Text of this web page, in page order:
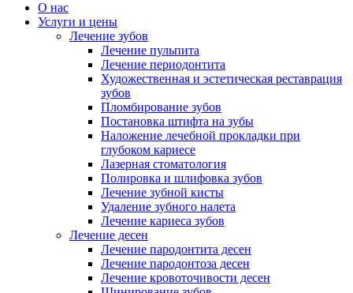
О нас
Услуги и цены
Лечение зубов
Лечение пульпита
Лечение периодонтита
Художественная и эстетическая реставрация
зубов
Пломбирование зубов
Постановка штифта на зубы
Наложение лечебной прокладки при
глубоком кариесе
Лазерная стоматология
Полировка и шлифовка зубов
Лечение зубной кисты
Удаление зубного налета
Лечение кариеса зубов
Лечение десен
Лечение пародонтита десен
Лечение пародонтоза десен
Лечение кровоточивости десен